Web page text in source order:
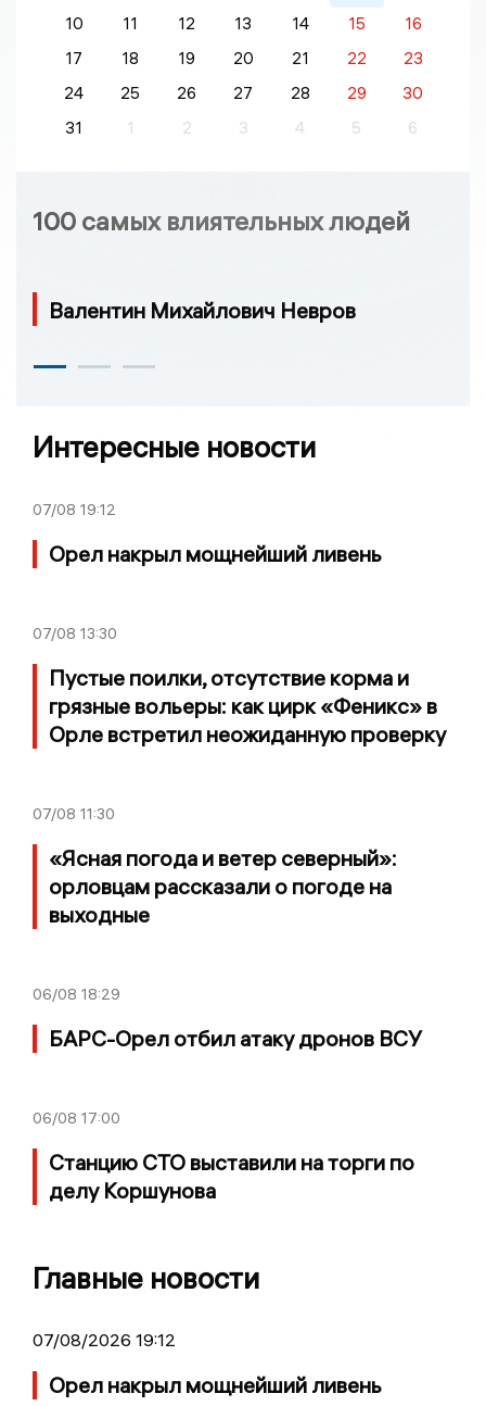
10
11 12 13 14 15
16
17
18 19 20 21 22
23
24
25 26 27 28 29
30
31
1 2 3 4 5 6
100 самых влиятельных людей
Валентин Михайлович Невров
Интересные новости
07/08 19:12
Орел накрыл мощнейший ливень
07/08 13:30
Пустые поилки, отсутствие корма и
грязные вольеры: как цирк «Феникс» в
Орле встретил неожиданную проверку
07/08 11:30
«Ясная погода и ветер северный»:
орловцам рассказали о погоде на
выходные
06/08 18:29
БАРС-Орел отбил атаку дронов ВСУ
06/08 17:00
Станцию СТО выставили на торги по
делу Коршунова
Главные новости
07/08/2026 19:12
Орел накрыл мощнейший ливень